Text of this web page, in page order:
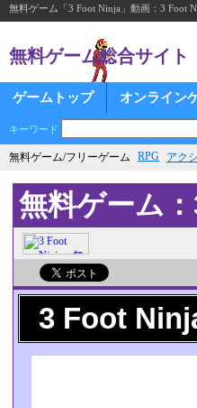
無料ゲーム「3 Foot Ninja」動画：3 Foot
無料ゲーム総合サイト
ゲームトップ オンライン
キーワード
無料ゲーム/フリーゲーム RPG アク
無料ゲーム
3 Foot